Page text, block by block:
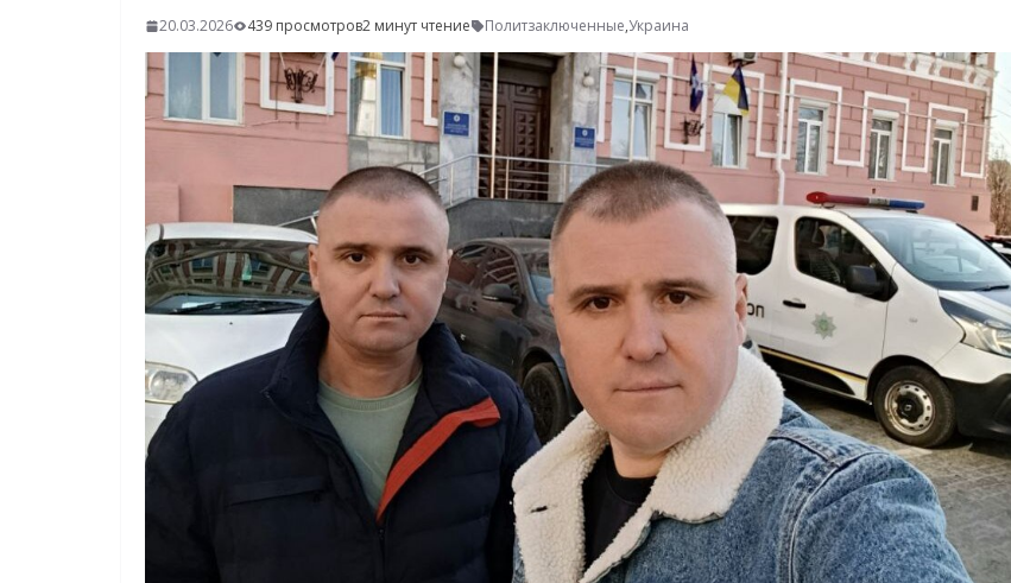
20.03.2026 439 просмотров2 минут чтение Политзаключенные,Украина